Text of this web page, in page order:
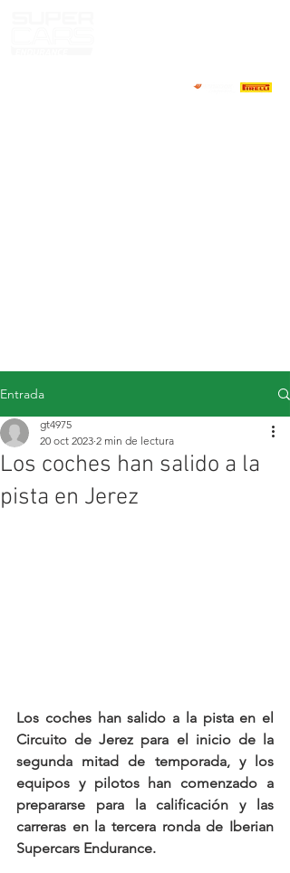
Entrada
Los coches han salido a la
pista en Jerez
gt4975
20 oct 2023 2 min de lectura
Los coches han salido a la pista en el
Circuito de Jerez para el inicio de la
segunda mitad de temporada, y los
equipos y pilotos han comenzado a
prepararse para la calificación y las
carreras en la tercera ronda de Iberian
Supercars Endurance.